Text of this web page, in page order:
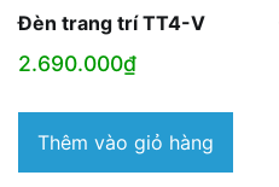
Đèn trang trí TT4-V
2.690.000₫
Thêm vào giỏ hàng